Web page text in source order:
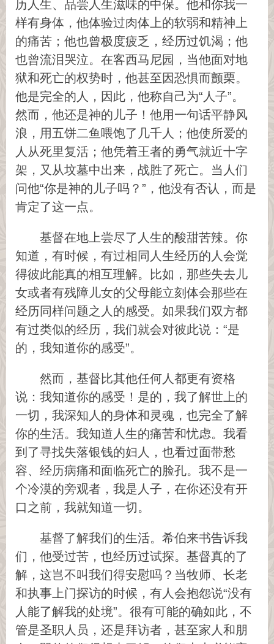
历人生、品尝人生滋味的中保。他和你我一
样有身体，他体验过肉体上的软弱和精神上
的痛苦；他也曾极度疲乏，经历过饥渴；他
也曾流泪哭泣。在客西马尼园，当他面对地
狱和死亡的权势时，他甚至因恐惧而颤栗。
他是完全的人，因此，他称自己为“人子”。
然而，他还是神的儿子！他用一句话平静风
浪，用五饼二鱼喂饱了几千人；他使所爱的
人从死里复活；他凭着王者的勇气就近十字
架，又从坟墓中出来，战胜了死亡。当人们
问他“你是神的儿子吗？”，他没有否认，而是
肯定了这一点。
基督在地上尝尽了人生的酸甜苦辣。你
知道，有时候，有过相同人生经历的人会觉
得彼此能真的相互理解。比如，那些失去儿
女或者有残障儿女的父母能立刻体会那些在
经历同样问题之人的感受。如果我们双方都
有过类似的经历，我们就会对彼此说：“是
的，我知道你的感受”。
然而，基督比其他任何人都更有资格
说：我知道你的感受！是的，我了解世上的
一切，我深知人的身体和灵魂，也完全了解
你的生活。我知道人生的痛苦和忧虑。我看
到了寻找失落银钱的妇人，也看过面带愁
容、经历病痛和面临死亡的脸孔。我不是一
个冷漠的旁观者，我是人子，在你还没有开
口之前，我就知道一切。
基督了解我们的生活。希伯来书告诉我
们，他受过苦，也经历过试探。基督真的了
解，这岂不叫我们得安慰吗？当牧师、长老
和执事上门探访的时候，有人会抱怨说“没有
人能了解我的处境”。很有可能的确如此，不
管是圣职人员，还是拜访者，甚至家人和朋